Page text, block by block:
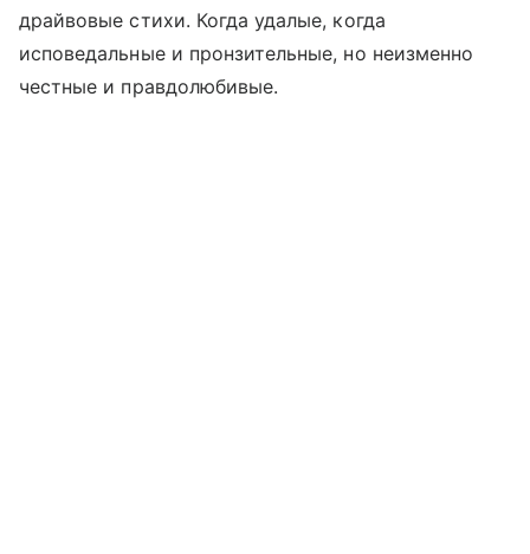
драйвовые стихи. Когда удалые, когда
исповедальные и пронзительные, но неизменно
честные и правдолюбивые.